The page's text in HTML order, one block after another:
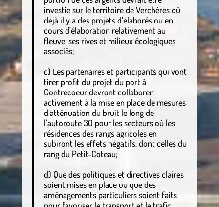
investie sur le territoire de Verchères où
déjà il y a des projets d’élaborés ou en
cours d’élaboration relativement au
fleuve, ses rives et milieux écologiques
associés;
c) Les partenaires et participants qui vont
tirer profit du projet du port à
Contrecoeur devront collaborer
activement à la mise en place de mesures
d’atténuation du bruit le long de
l’autoroute 30 pour les secteurs où les
résidences des rangs agricoles en
subiront les effets négatifs, dont celles du
rang du Petit-Coteau;
d) Que des politiques et directives claires
soient mises en place ou que des
aménagements particuliers soient faits